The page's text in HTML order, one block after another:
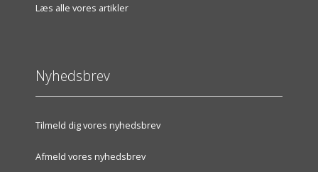
Læs alle vores artikler
Nyhedsbrev
Tilmeld dig vores nyhedsbrev
Afmeld vores nyhedsbrev